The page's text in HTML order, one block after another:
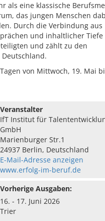
als eine klassische
das jungen Menschen
Durch die Verbindung aus
und inhaltlicher
und zählt zu den
von Mittwoch, 19. Mai
Veranstalter
IfT Institut für
GmbH
Marienburger Str.1
24937 Berlin, Deutschland
E-Mail-Adresse anzeigen
www.erfolg-im-beruf.de
Vorherige Ausgaben:
16. - 17. Juni 2026
Trier